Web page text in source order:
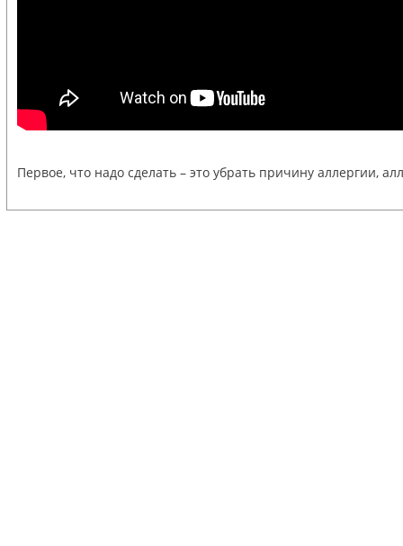
Первое, что надо сделать – это убрать причину аллергии,